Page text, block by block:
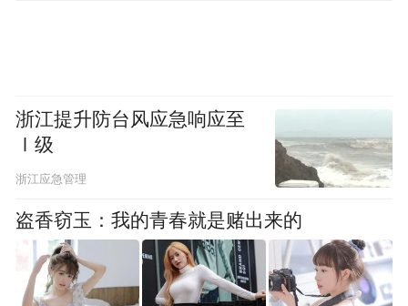
浙江提升防台风应急响应至
Ⅰ级
浙江应急管理
盗香窃玉：我的青春就是赌出来的